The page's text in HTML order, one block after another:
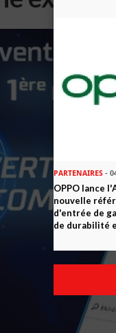
PARTENAIRES -
OPPO lance
nouvelle
d'entrée de
de durabilité